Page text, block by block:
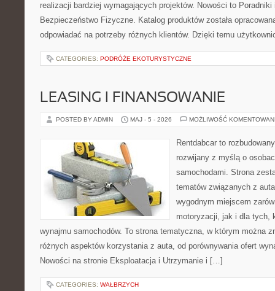
realizacji bardziej wymagających projektów. Nowości to
Bezpieczeństwo Fizyczne. Katalog produktów została
odpowiadać na potrzeby różnych klientów. Dzięki temu
CATEGORIES: PODRÓŻE EKOTURYSTYCZNE
LEASING I FINANSOWANIE
POSTED BY ADMIN MAJ - 5 - 2026 MOŻLIWOŚĆ
Rentdabcar to
rozwijany z myślą o
samochodami. Strona
tematów związanych z
wygodnym miejscem
motoryzacji, jak i dla tych,
wynajmu samochodów. To strona tematyczna, w którym można
różnych aspektów korzystania z auta, od porównywania ofert
Nowości na stronie Eksploatacja i Utrzymanie i […]
CATEGORIES: WAŁBRZYCH